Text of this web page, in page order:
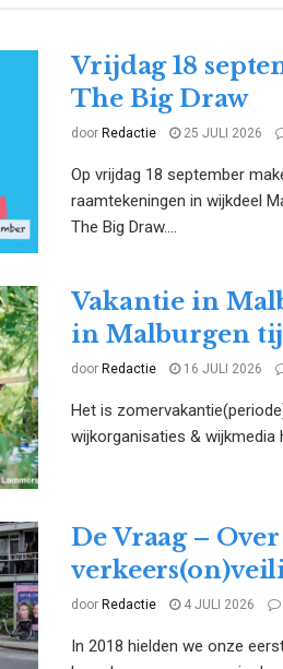
Vrijdag 18
The Big Draw
door Redactie 25 JULI 2026
Op vrijdag 18 september
raamtekeningen in wijkdeel
The Big Draw....
Vakantie in
in Malburgen
door Redactie 16 JULI 2026
Het is
wijkorganisaties & wijkmedia
De Vraag – Over
door Redactie 4 JULI 2026
In 2018 hielden we onze